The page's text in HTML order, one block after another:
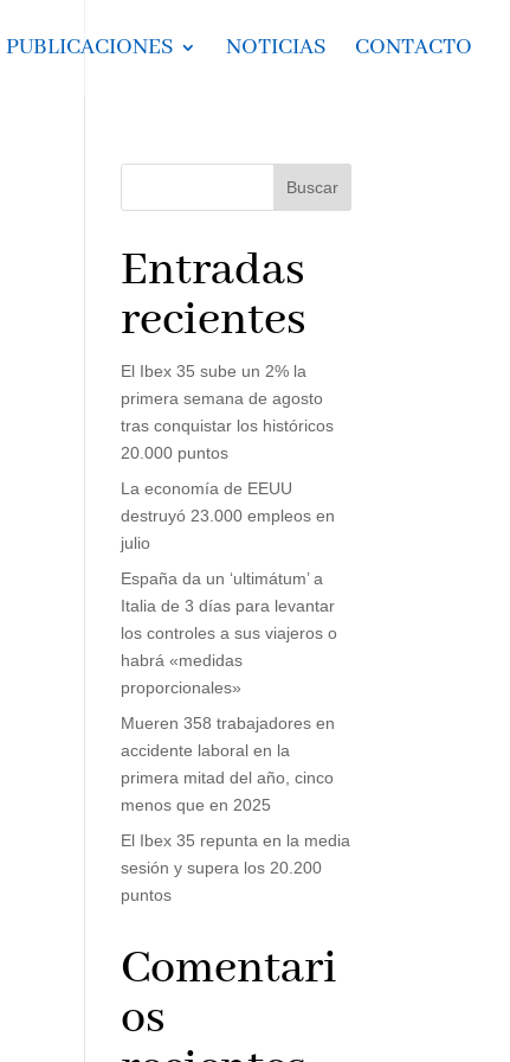
PUBLICACIONES NOTICIAS CONTACTO
Buscar
Entradas
recientes
El Ibex 35 sube un 2% la
primera semana de agosto
tras conquistar los históricos
20.000 puntos
La economía de EEUU
destruyó 23.000 empleos en
julio
España da un ‘ultimátum’ a
Italia de 3 días para levantar
los controles a sus viajeros o
habrá «medidas
proporcionales»
Mueren 358 trabajadores en
accidente laboral en la
primera mitad del año, cinco
menos que en 2025
El Ibex 35 repunta en la media
sesión y supera los 20.200
puntos
Comentari
os